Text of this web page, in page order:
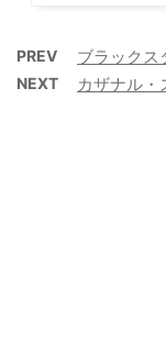
PREV ブラックス
NEXT カザナル・